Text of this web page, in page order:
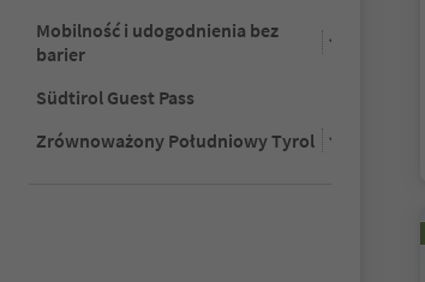
Mobilność i udogodnienia bez
barier
Südtirol Guest Pass
Zrównoważony Południowy Tyrol